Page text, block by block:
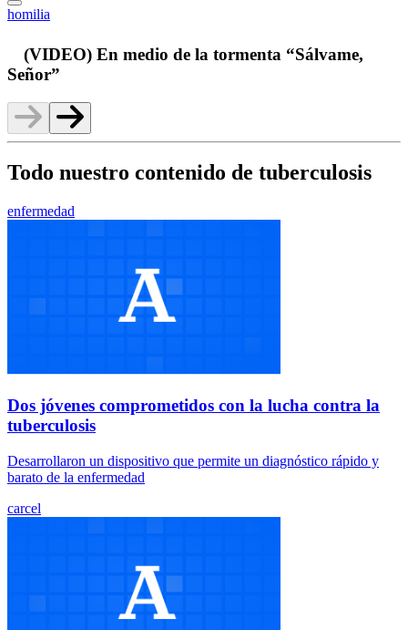
homilia
(VIDEO) En medio de la tormenta “Sálvame,
Señor”
Todo nuestro contenido de tuberculosis
enfermedad
Dos jóvenes comprometidos con la lucha contra la
tuberculosis
Desarrollaron un dispositivo que permite un diagnóstico rápido y
barato de la enfermedad
carcel